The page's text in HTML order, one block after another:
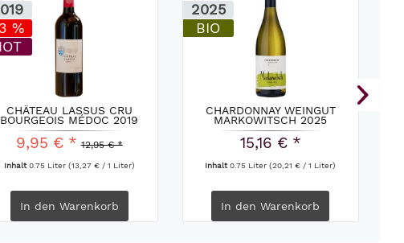
%
CHÂTEAU LASSUS CRU
BOURGEOIS MÉDOC 2019
9,95 € * 12,95 € *
Inhalt0.75 Liter (13,27 € / 1 Liter)
In den Warenkorb
2025
BIO
CHARDONNAY WEINGUT
MARKOWITSCH 2025
15,16 € *
Inhalt0.75 Liter(20,21 € / 1 Liter)
In den Warenkorb